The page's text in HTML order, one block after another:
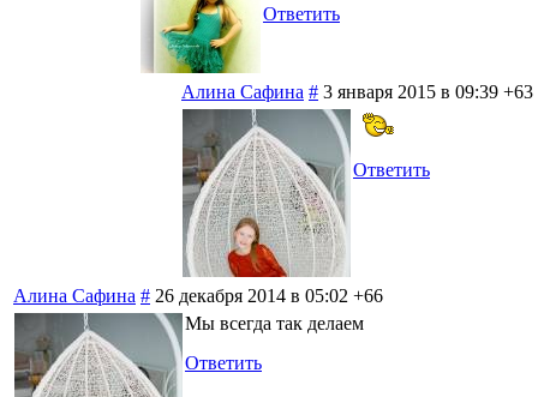
Ответить
Алина Сафина # 3 января 2015 в 09:39 +63
Ответить
Алина Сафина # 26 декабря 2014 в 05:02 +66
Мы всегда так делаем
Ответить